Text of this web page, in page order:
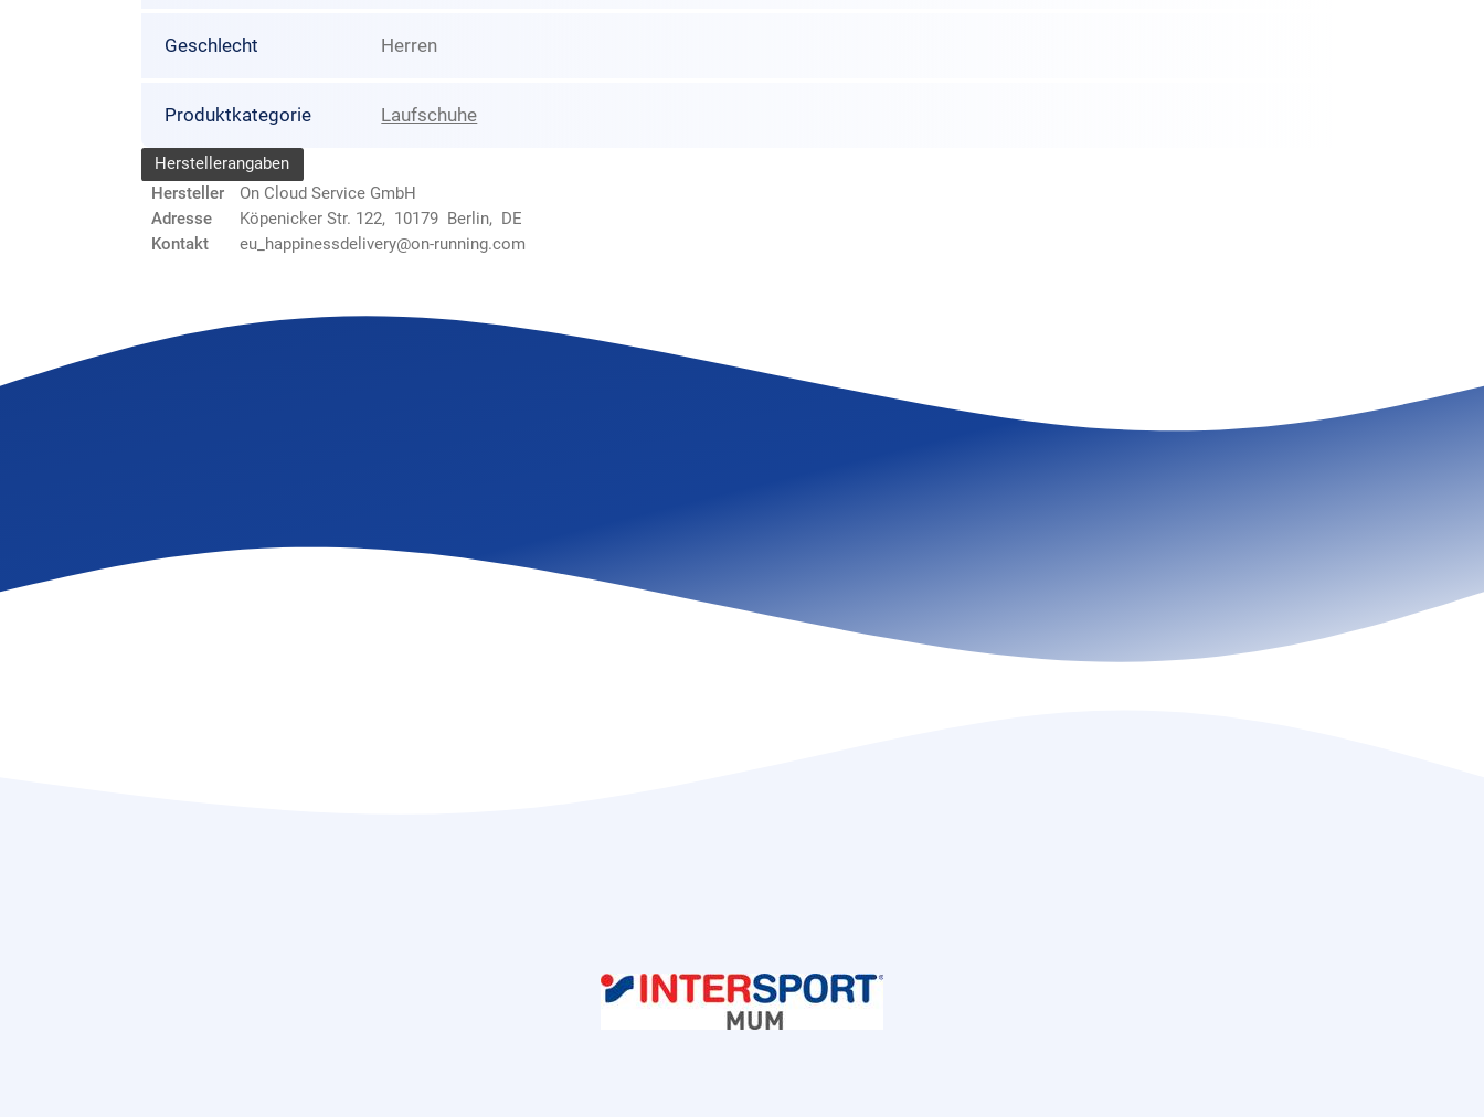
Geschlecht Herren
Produktkategorie Laufschuhe
Herstellerangaben
Hersteller
On Cloud Service GmbH
Adresse
Köpenicker Str. 122, 10179 Berlin, DE
Kontakt
eu_happinessdelivery@on-running.com